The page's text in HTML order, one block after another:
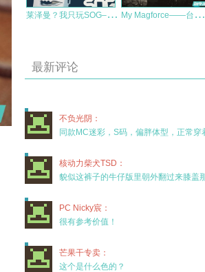
莱
泽曼？我只玩SOG–Baton Q1Q2笔类组合工具联评 M
y Magforce——台马高弹增压软壳试用报告
最新评论
不负光阴：
同款MC迷彩，S码，偏胖体型，正常穿
核动力柴犬TSD：
貌似这裤子的牛仔版里朝外翻过来膝盖
PC Nicky宸：
很有参考价值！
芒果干专卖：
这个是什么色的？